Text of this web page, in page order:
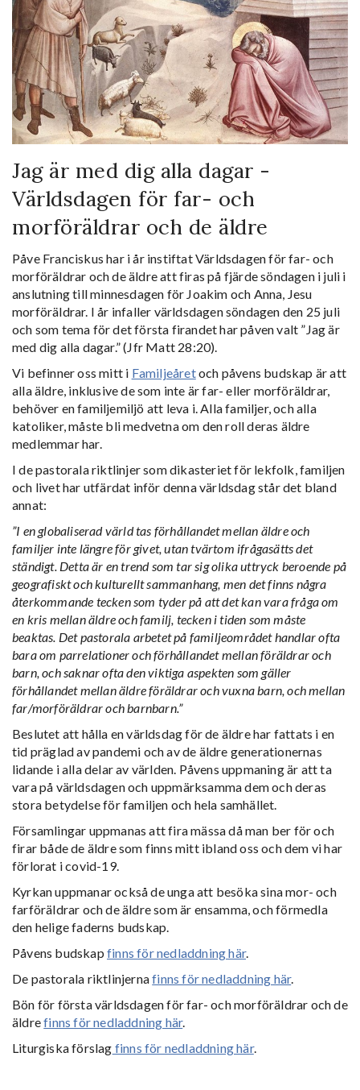
Jag är med dig alla dagar -
Världsdagen för far- och
morföräldrar och de äldre
Påve Franciskus har i år instiftat Världsdagen för far- och
morföräldrar och de äldre att firas på fjärde söndagen i juli i
anslutning till minnesdagen för Joakim och Anna, Jesu
morföräldrar. I år infaller världsdagen söndagen den 25 juli
och som tema för det första firandet har påven valt ”Jag är
med dig alla dagar.” (Jfr Matt 28:20).
Vi befinner oss mitt i Familjeåretoch påvens budskap är att
alla äldre, inklusive de som inte är far- eller morföräldrar,
behöver en familjemiljö att leva i. Alla familjer, och alla
katoliker, måste bli medvetna om den roll deras äldre
medlemmar har.
I de pastorala riktlinjer som dikasteriet för lekfolk, familjen
och livet har utfärdat inför denna världsdag står det bland
annat:
”I en globaliserad värld tas förhållandet mellan äldre och
familjer inte längre för givet, utan tvärtom ifrågasätts det
ständigt. Detta är en trend som tar sig olika uttryck beroende på
geografiskt och kulturellt sammanhang, men det finns några
återkommande tecken som tyder på att det kan vara fråga om
en kris mellan äldre och familj, tecken i tiden som måste
beaktas. Det pastorala arbetet på familjeområdet handlar ofta
bara om parrelationer och förhållandet mellan föräldrar och
barn, och saknar ofta den viktiga aspekten som gäller
förhållandet mellan äldre föräldrar och vuxna barn, och mellan
far/morföräldrar och barnbarn.”
Beslutet att hålla en världsdag för de äldre har fattats i en
tid präglad av pandemi och av de äldre generationernas
lidande i alla delar av världen. Påvens uppmaning är att ta
vara på världsdagen och uppmärksamma dem och deras
stora betydelse för familjen och hela samhället.
Församlingar uppmanas att fira mässa då man ber för och
firar både de äldre som finns mitt ibland oss och dem vi har
förlorat i covid-19.
Kyrkan uppmanar också de unga att besöka sina mor- och
farföräldrar och de äldre som är ensamma, och förmedla
den helige faderns budskap.
Påvens budskap finns för nedladdning här.
De pastorala riktlinjernafinns för nedladdning här.
Bön för första världsdagen för far- och morföräldrar och de
äldrefinns för nedladdning här.
Liturgiska förslag finns för nedladdning här.